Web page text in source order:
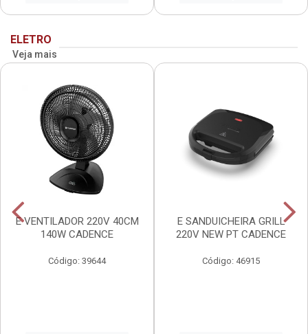
ELETRO
Veja mais
E VENTILADOR 220V 40CM
140W CADENCE
Código: 39644
E SANDUICHEIRA GRILL
220V NEW PT CADENCE
Código: 46915